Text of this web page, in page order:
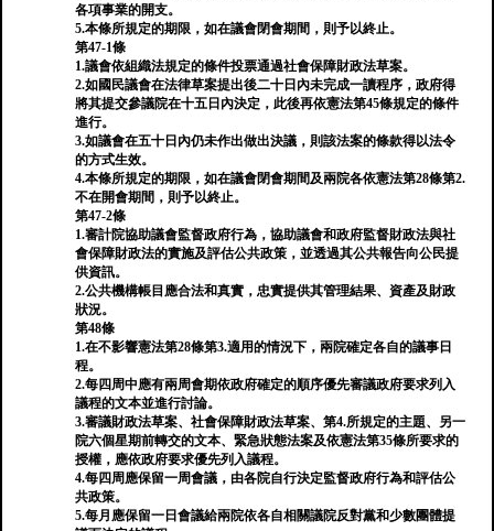
各項事業的開支。
5.本條所規定的期限，如在議會閉會期間，則予以終止。
第47-1條
1.議會依組織法規定的條件投票通過社會保障財政法草案。
2.如國民議會在法律草案提出後二十日內未完成一讀程序，政府得
將其提交參議院在十五日內決定，此後再依憲法第45條規定的條件
進行。
3.如議會在五十日內仍未作出做出決議，則該法案的條款得以法令
的方式生效。
4.本條所規定的期限，如在議會閉會期間及兩院各依憲法第28條第2.
不在開會期間，則予以終止。
第47-2條
1.審計院協助議會監督政府行為，協助議會和政府監督財政法與社
會保障財政法的實施及評估公共政策，並透過其公共報告向公民提
供資訊。
2.公共機構帳目應合法和真實，忠實提供其管理結果、資產及財政
狀況。
第48條
1.在不影響憲法第28條第3.適用的情況下，兩院確定各自的議事日
程。
2.每四周中應有兩周會期依政府確定的順序優先審議政府要求列入
議程的文本並進行討論。
3.審議財政法草案、社會保障財政法草案、第4.所規定的主題、另一
院六個星期前轉交的文本、緊急狀態法案及依憲法第35條所要求的
授權，應依政府要求優先列入議程。
4.每四周應保留一周會議，由各院自行決定監督政府行為和評估公
共政策。
5.每月應保留一日會議給兩院依各自相關議院反對黨和少數團體提